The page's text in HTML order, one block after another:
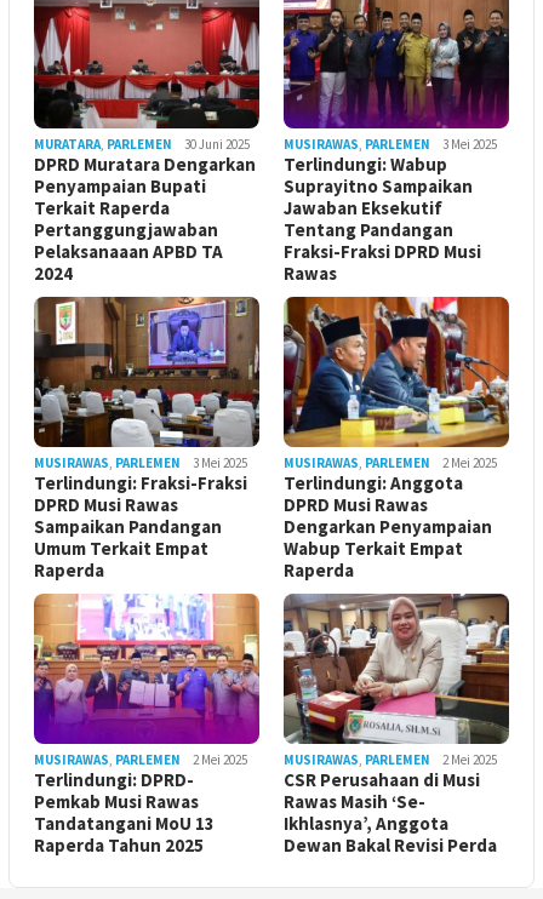
MURATARA, PARLEMEN 30 Juni 2025
DPRD Muratara Dengarkan
Penyampaian Bupati
Terkait Raperda
Pertanggungjawaban
Pelaksanaaan APBD TA
2024
MUSIRAWAS, PARLEMEN 3 Mei 2025
Terlindungi: Wabup
Suprayitno Sampaikan
Jawaban Eksekutif
Tentang Pandangan
Fraksi-Fraksi DPRD Musi
Rawas
MUSIRAWAS, PARLEMEN 3 Mei 2025
Terlindungi: Fraksi-Fraksi
DPRD Musi Rawas
Sampaikan Pandangan
Umum Terkait Empat
Raperda
MUSIRAWAS, PARLEMEN 2 Mei 2025
Terlindungi: Anggota
DPRD Musi Rawas
Dengarkan Penyampaian
Wabup Terkait Empat
Raperda
MUSIRAWAS, PARLEMEN 2 Mei 2025
Terlindungi: DPRD-
Pemkab Musi Rawas
Tandatangani MoU 13
Raperda Tahun 2025
MUSIRAWAS, PARLEMEN 2 Mei 2025
CSR Perusahaan di Musi
Rawas Masih ‘Se-
Ikhlasnya’, Anggota
Dewan Bakal Revisi Perda ‎